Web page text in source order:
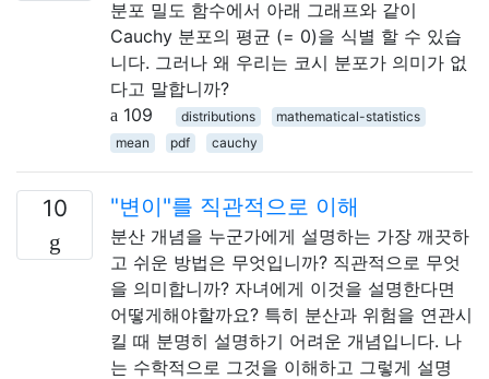
분포 밀도 함수에서 아래 그래프와 같이
Cauchy 분포의 평균 (= 0)을 식별 할 수 있습
니다. 그러나 왜 우리는 코시 분포가 의미가 없
다고 말합니까?
109
distributions
mathematical-statistics
mean
pdf cauchy
10 "변이"를 직관적으로 이해
분산 개념을 누군가에게 설명하는 가장 깨끗하
고 쉬운 방법은 무엇입니까? 직관적으로 무엇
을 의미합니까? 자녀에게 이것을 설명한다면
어떻게해야할까요? 특히 분산과 위험을 연관시
킬 때 분명히 설명하기 어려운 개념입니다. 나
는 수학적으로 그것을 이해하고 그렇게 설명